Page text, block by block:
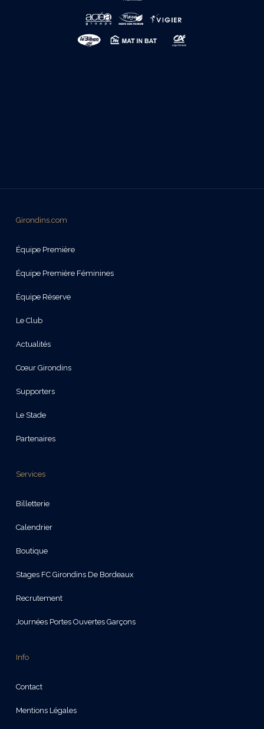
Girondins.com
Équipe Première
Équipe Première Féminines
Équipe Réserve
Le Club
Actualités
Cœur Girondins
Supporters
Le Stade
Partenaires
Services
Billetterie
Calendrier
Boutique
Stages FC Girondins De Bordeaux
Recrutement
Journées Portes Ouvertes Garçons
Info
Contact
Mentions Légales